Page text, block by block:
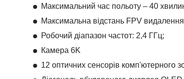
Максимальний час польоту – 40
Максимальна відстань FPV
Робочий діапазон частот: 2,4 ГГц;
Камера 6K
12 оптичних сенсорів комп'ютерного